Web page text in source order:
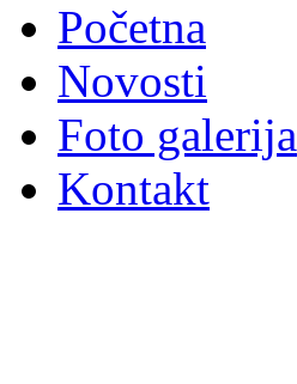
Početna
Novosti
Foto galerija
Kontakt